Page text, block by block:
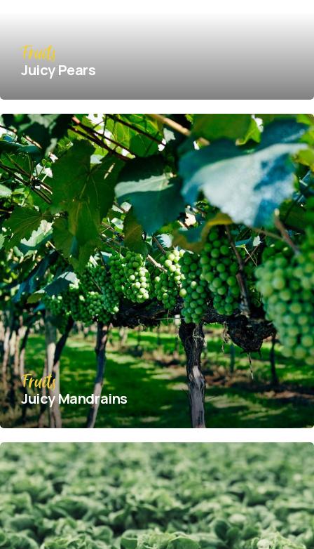
Fruits
Juicy Pears
Fruits
Juicy Mandrains